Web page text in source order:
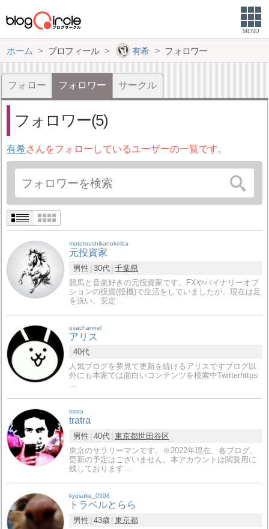
MENU
ホーム プロフィール 有希 フォロワー
フォロー フォロワー サークル
フォロワー(5)
有希さんをフォローしているユーザーの一覧です。
mototoushikanokeiba
元投資家
男性 30代 千葉県
競馬と音楽好きの元投資家です。FXやバイナリーオプ
ションの投資(投機)で生活をしていましたが、現在は足
を洗い、安定…
usachannel
アリス
40代
人気ブログを夢見て更新を続けるアリスですブログ以
外にも本家では面白いコンテンツを模索中Twitterhttps:
…
tratra
tratra
男性 40代 東京都世田谷区
東京のサラリーマンです。※2022年現在、各ブログ、
更新の予定はございません。本アカウントは閲覧用に
残しております…
kyosuke_0508
トラベルとらら
男性 43歳 東京都